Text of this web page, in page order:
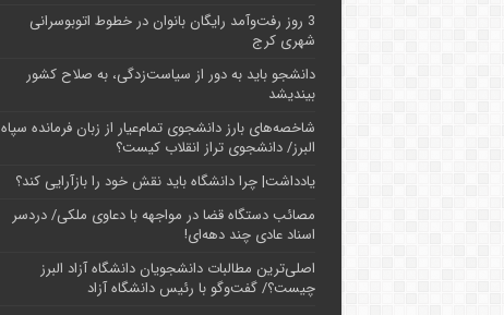
3 روز رفت‌وآمد رایگان بانوان در خطوط اتوبوسرانی
شهری کرج
دانشجو باید به دور از سیاست‌زدگی، به صلاح کشور
بیندیشد
شاخصه‌های بارز دانشجوی تمام‌عیار از زبان فرمانده سپاه
البرز/ دانشجوی تراز انقلاب کیست؟
یادداشت| چرا دانشگاه باید نقش خود را بازآرایی کند؟
مصائب دستگاه قضا در مواجهه با دعاوی ملکی/ دردسر
اسناد عادی چند‌ دهه‌ای!
اصلی‌ترین مطالبات دانشجویان دانشگاه آزاد البرز
چیست؟/ گفت‌وگو با رئیس دانشگاه آز‌اد